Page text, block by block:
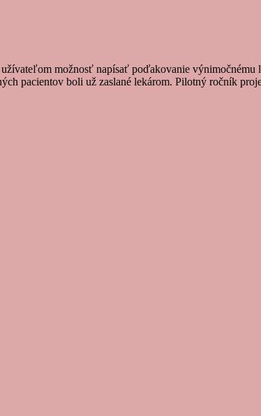
možnosť napísať poďakovanie
pacientov boli už zaslané lekárom. Pilotný ročník